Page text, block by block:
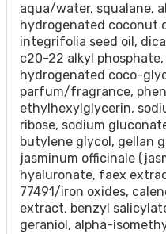
aqua/water, squalane,
hydrogenated coconut
integrifolia seed oil,
c20-22 alkyl
hydrogenated coco-
parfum/fragrance,
ethylhexylglycerin,
ribose, sodium
butylene glycol, gellan
jasminum officinale
hyaluronate, faex
77491/iron oxides,
extract, benzyl
geraniol, alpha-